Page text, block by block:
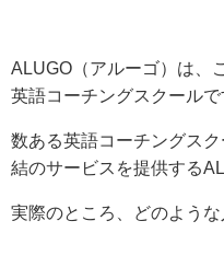
ALUGO（アルーゴ）は、
英語コーチングスクールで
数ある英語コーチングス
結のサービスを提供する
実際のところ、どのよう